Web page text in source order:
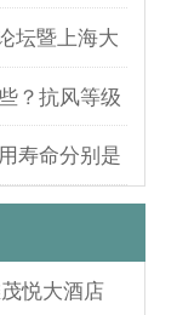
坛暨上海大
？抗风等级
寿命分别是
悦大酒店